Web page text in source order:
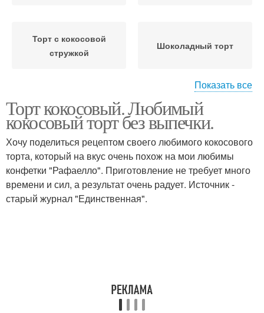
Торт с кокосовой
стружкой
Шоколадный торт
Йогуртовый торт Торт с ананасом
Торт с ананасами Торт с йогуртовым
Показать все
Торт кокосовый. Любимый
кокосовый торт без выпечки.
Хочу поделиться рецептом своего любимого кокосового
торта, который на вкус очень похож на мои любимы
конфетки "Рафаелло". Приготовление не требует много
времени и сил, а результат очень радует. Источник -
старый журнал "Единственная".